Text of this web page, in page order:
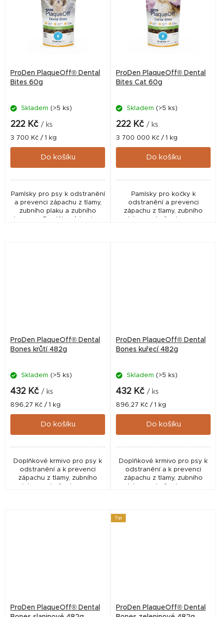
ProDen PlaqueOff® Dental
Bites 60g
Skladem (>5 ks)
222 Kč / ks
Měrná
cena:
3 700 Kč / 1 kg
Do košíku
Pamlsky pro psy k odstranění
a prevenci zápachu z tlamy,
zubního plaku a zubního
ProDen PlaqueOff® Dental
Bites Cat 60g
Skladem (>5 ks)
222 Kč / ks
Měrná
cena:
3 700 000 Kč / 1 kg
Do košíku
Pamlsky pro kočky k
odstranění a prevenci
zápachu z tlamy, zubního
ProDen PlaqueOff® Dental
Bones krůtí 482g
Skladem (>5 ks)
432 Kč / ks
Měrná
cena:
896,27 Kč / 1 kg
Do košíku
Doplňkové krmivo pro psy k
odstranění a k prevenci
zápachu z tlamy, zubního
ProDen PlaqueOff® Dental
Bones kuřecí 482g
Skladem (>5 ks)
432 Kč / ks
Měrná
cena:
896,27 Kč / 1 kg
Do košíku
Doplňkové krmivo pro psy k
odstranění a k prevenci
zápachu z tlamy, zubního
ProDen PlaqueOff® Dental
Tip
ProDen PlaqueOff® Dental